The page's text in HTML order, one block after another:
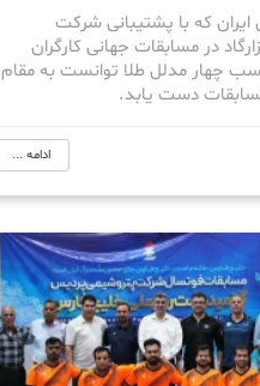
که با پشتیبانی شرکت
در مسابقات جهانی کارگران
چهار مدلل طلا توانست به مقام
مسابقات دست یابد.
ادامه ...